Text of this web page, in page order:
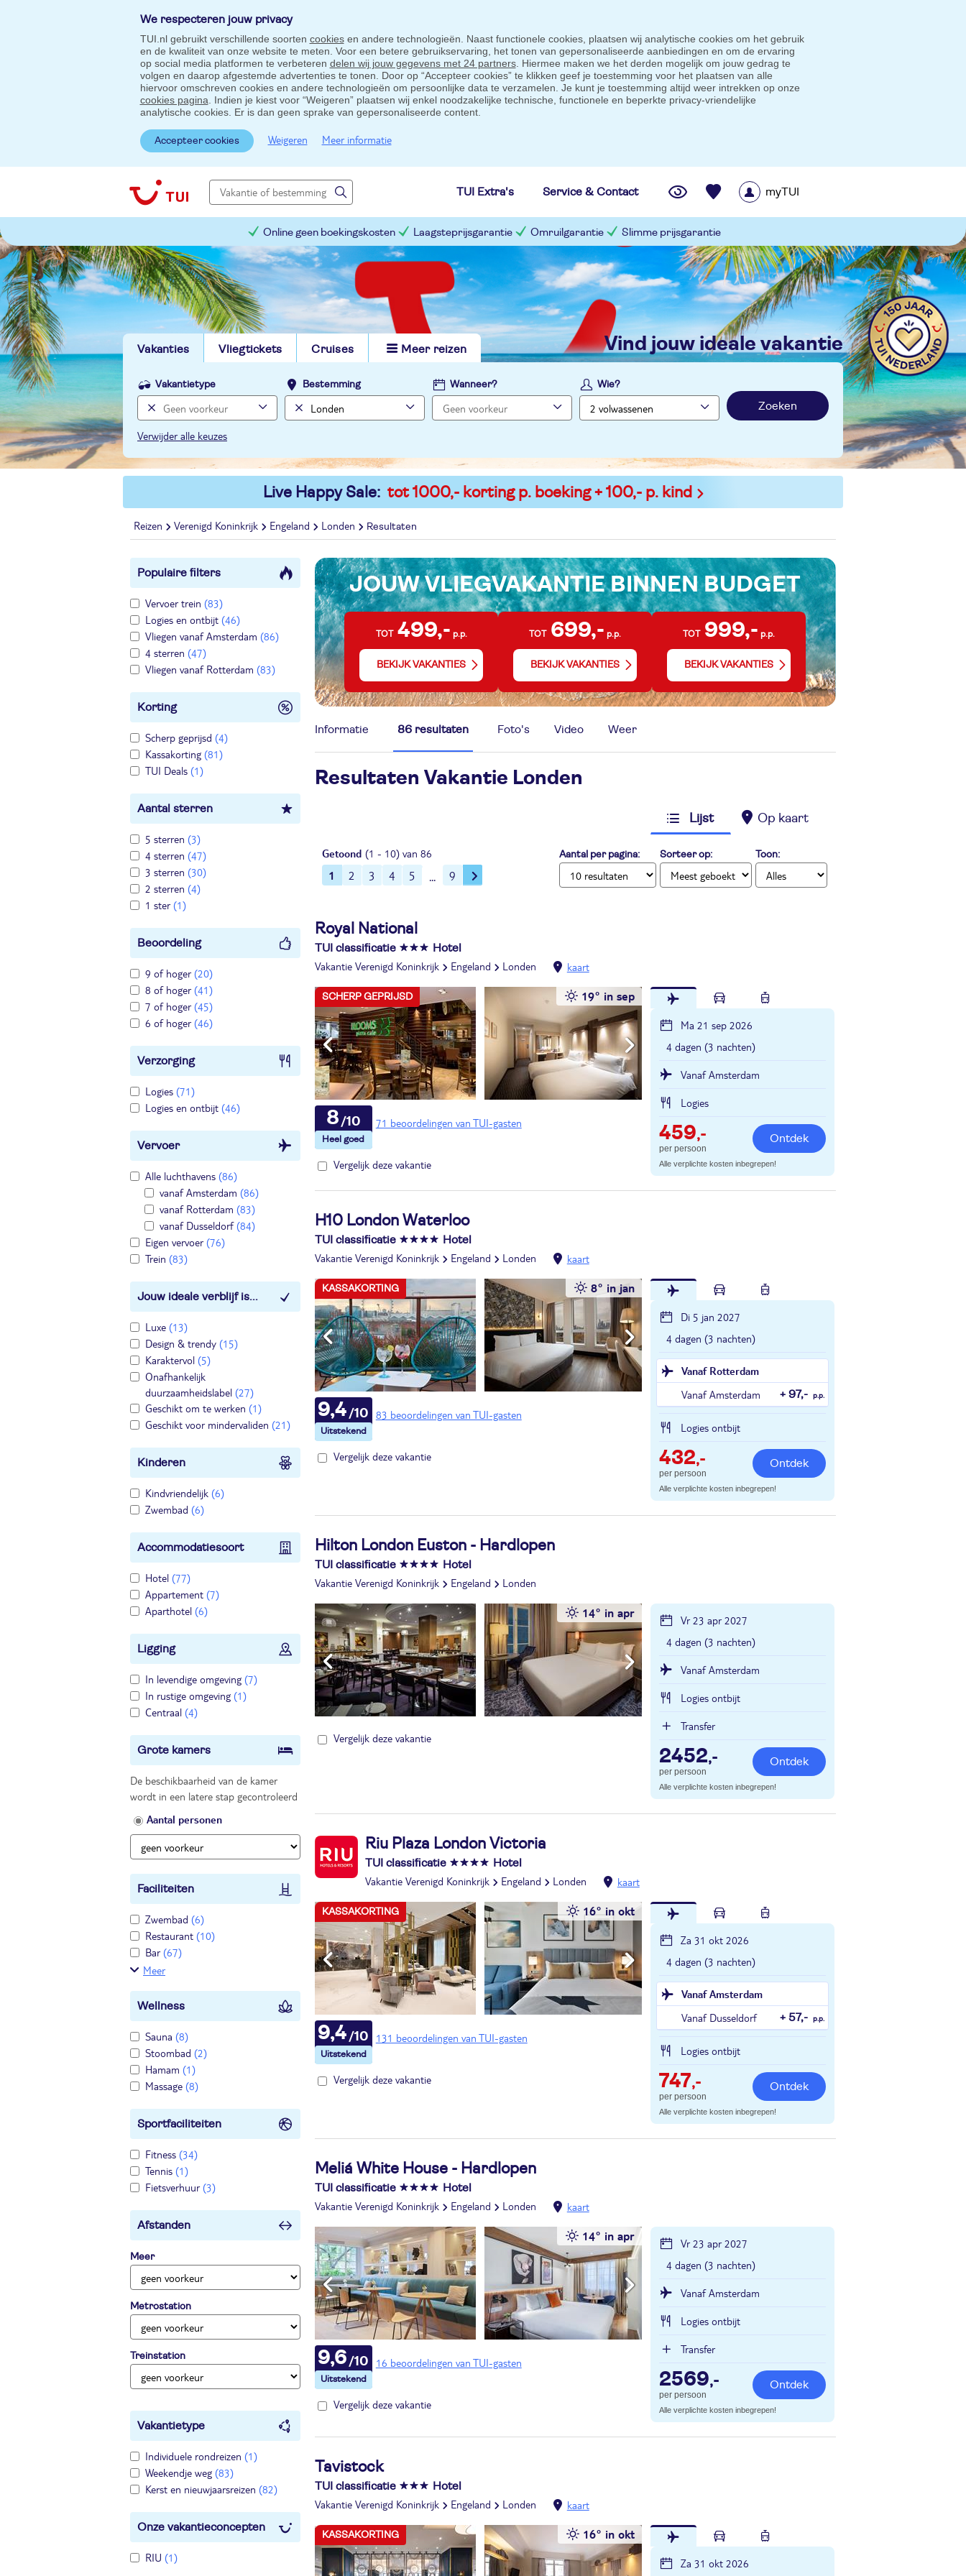
We respecteren jouw privacy
TUI.nl gebruikt verschillende soorten cookiesen andere technologieën. Naast functionele cookies, plaatsen wij analytische cookies om het gebruik
en de kwaliteit van onze website te meten. Voor een betere gebruikservaring, het tonen van gepersonaliseerde aanbiedingen en om de ervaring
op social media platformen te verbeteren delen wij jouw gegevens met 24 partners. Hiermee maken we het derden mogelijk om jouw gedrag te
volgen en daarop afgestemde advertenties te tonen. Door op “Accepteer cookies” te klikken geef je toestemming voor het plaatsen van alle
hiervoor omschreven cookies en andere technologieën om persoonlijke data te verzamelen. Je kunt je toestemming altijd weer intrekken op onze
cookies pagina . Indien je kiest voor “Weigeren” plaatsen wij enkel noodzakelijke technische, functionele en beperkte privacy-vriendelijke
analytische cookies. Er is dan geen sprake van gepersonaliseerde content.
Accepteer cookies Weigeren Meer informatie
TUI Extra's Service & Contact myTUI
Online geen boekingskosten Laagsteprijsgarantie Omruilgarantie Slimme prijsgarantie
Vakanties Vliegtickets Cruises Meer reizen vind jouw ideale vakantie
Vakantietype Bestemming Wanneer? Wie?
Zoeken
Verwijder alle keuzes
Live Happy Sale: tot 1000,- korting p. boeking + 100,- p. kind
Reizen Verenigd Koninkrijk Engeland Londen Resultaten
Populaire filters
Vervoer trein (83)
Logies en ontbijt (46)
Vliegen vanaf Amsterdam (86)
4 sterren (47)
Vliegen vanaf Rotterdam (83)
Korting
Scherp geprijsd (4)
Kassakorting (81)
TUI Deals (1)
Aantal sterren
5 sterren (3)
4 sterren (47)
3 sterren (30)
2 sterren (4)
1 ster(1)
Beoordeling
9 of hoger(20)
8 of hoger(41)
7 of hoger(45)
6 of hoger(46)
Verzorging
Logies (71)
Logies en ontbijt (46)
Vervoer
Alle luchthavens (86)
vanaf Amsterdam (86)
vanaf Rotterdam (83)
vanaf Dusseldorf(84)
Eigen vervoer(76)
Trein (83)
Jouw ideale verblijf is...
Luxe (13)
Design & trendy (15)
Karaktervol (5)
Onafhankelijk
duurzaamheidslabel (27)
Geschikt om te werken (1)
Geschikt voor mindervaliden (21)
Kinderen
Kindvriendelijk (6)
Zwembad (6)
Accommodatiesoort
Hotel (77)
Appartement (7)
Aparthotel (6)
Ligging
In levendige omgeving (7)
In rustige omgeving (1)
Centraal (4)
Grote kamers
De beschikbaarheid van de kamer
wordt in een latere stap gecontroleerd
Aantal personen
Faciliteiten
Zwembad (6)
Restaurant (10)
Bar(67)
Meer
Wellness
Sauna (8)
Stoombad (2)
Hamam (1)
Massage (8)
Sportfaciliteiten
Fitness (34)
Tennis (1)
Fietsverhuur(3)
Afstanden
Meer
Metrostation
Treinstation
Vakantietype
Individuele rondreizen (1)
Weekendje weg (83)
Kerst en nieuwjaarsreizen (82)
Onze vakantieconcepten
RIU (1)
JOUW VLIEGVAKANTIE BINNEN BUDGET
TOT 499,- p.p.
BEKIJK VAKANTIES
TOT 699,- p.p.
BEKIJK VAKANTIES
TOT 999,- p.p.
BEKIJK VAKANTIES
Informatie 86 resultaten Foto's Video Weer
Resultaten Vakantie Londen
Lijst Op kaart
Getoond (1 - 10) van 86
1 2 3 4 5 9
Aantal per pagina: Sorteer op: Toon:
Royal National
TUI classificatie Hotel
Vakantie Verenigd Koninkrijk Engeland Londen kaart
19° in sep
SCHERP GEPRIJSD
71 beoordelingen van TUI-gasten
8
Vergelijk deze vakantie
Ma 21 sep 2026
4 dagen (3 nachten)
Vanaf Amsterdam
Logies
459,-
per persoon
Ontdek
Alle verplichte kosten inbegrepen!
H10 London Waterloo
TUI classificatie Hotel
Vakantie Verenigd Koninkrijk Engeland Londen kaart
8° in jan
KASSAKORTING
83 beoordelingen van TUI-gasten
9,4
Vergelijk deze vakantie
Di 5 jan 2027
4 dagen (3 nachten)
Vanaf Rotterdam
Vanaf Amsterdam
+ 97,- p.p.
Logies ontbijt
432,-
per persoon
Ontdek
Alle verplichte kosten inbegrepen!
Hilton London Euston - Hardlopen
TUI classificatie Hotel
Vakantie Verenigd Koninkrijk Engeland Londen
14° in apr
Vergelijk deze vakantie
Vr 23 apr 2027
4 dagen (3 nachten)
Vanaf Amsterdam
Logies ontbijt
Transfer
2452,-
per persoon
Ontdek
Alle verplichte kosten inbegrepen!
Riu Plaza London Victoria
TUI classificatie Hotel
Vakantie Verenigd Koninkrijk Engeland Londen kaart
16° in okt
KASSAKORTING
131 beoordelingen van TUI-gasten
9,4
Vergelijk deze vakantie
Za 31 okt 2026
4 dagen (3 nachten)
Vanaf Amsterdam
Vanaf Dusseldorf
+ 57,- p.p.
Logies ontbijt
747,-
per persoon
Ontdek
Alle verplichte kosten inbegrepen!
Meliá White House - Hardlopen
TUI classificatie Hotel
Vakantie Verenigd Koninkrijk Engeland Londen kaart
14° in apr
16 beoordelingen van TUI-gasten
9,6
Vergelijk deze vakantie
Vr 23 apr 2027
4 dagen (3 nachten)
Vanaf Amsterdam
Logies ontbijt
Transfer
2569,-
per persoon
Ontdek
Alle verplichte kosten inbegrepen!
Tavistock
TUI classificatie Hotel
Vakantie Verenigd Koninkrijk Engeland Londen kaart
16° in okt
KASSAKORTING
Za 31 okt 2026